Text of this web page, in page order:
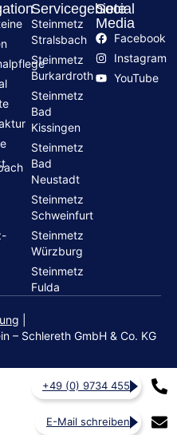
Servicegebiete
Steinmetz
Stralsbach
Steinmetz
Burkardroth
Steinmetz
Bad
Kissingen
Steinmetz
Bad
Neustadt
Steinmetz
Schweinfurt
Steinmetz
Würzburg
Steinmetz
Fulda
Social
Media
Facebook
Instagram
YouTube
– Schlereth GmbH & Co. KG
+49 (0) 9734 455
E-Mail schreiben